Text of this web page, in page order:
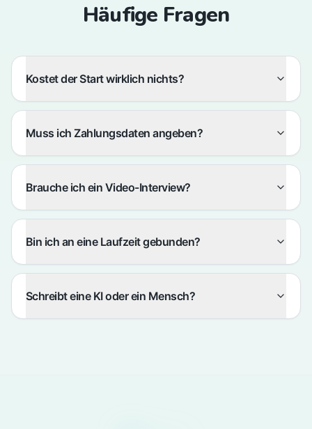
Häufige Fragen
Kostet der Start wirklich nichts?
Muss ich Zahlungsdaten angeben?
Brauche ich ein Video-Interview?
Bin ich an eine Laufzeit gebunden?
Schreibt eine KI oder ein Mensch?